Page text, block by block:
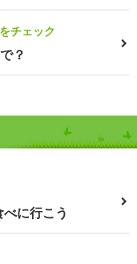
チェック
？
に行こう